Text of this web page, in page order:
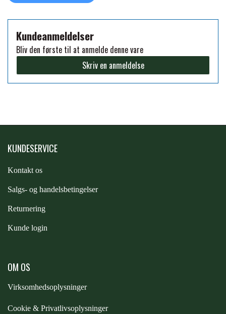
PREMIER EQUINE BENBESKYTTELSE
PREMIER EQUINE TRANSPORT
BESKYTTELSE
PREMIER EQUINE GROOMING & STALD
JACKS
KÄLLQUIST EQUESTIAN
LEMIEUX
RACING TACK
Kundeanmeldelser
Bliv den første til at anmelde denne vare
Skriv en anmeldelse
KUNDESERVICE
Kontakt os
Salgs- og handelsbetingelser
Returnering
Kunde login
OM OS
Virksomhedsoplysninger
Cookie & Privatlivsoplysninger